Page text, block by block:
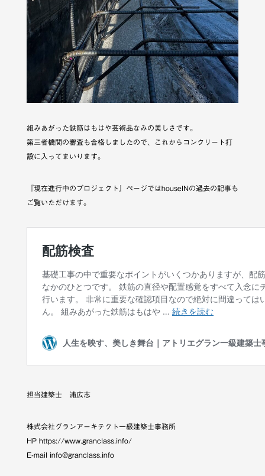
組みあがった鉄筋はもはや芸術品なみの美しさです。
第三者機関の審査も合格しましたので、これからコンクリート打
設に入ってまいります。
『現在進行中のプロジェクト』ページではhouseINの過去の記事も
ご覧いただけます。
担当建築士 浦広志
株式会社グランアーキテクト一級建築士事務所
HP https://www.granclass.info/
E-mail info@granclass.info